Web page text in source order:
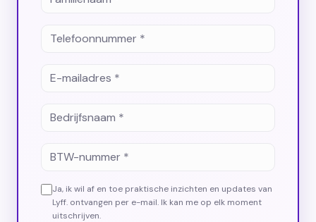
Ja, ik wil af en toe praktische inzichten en updates van
Lyff. ontvangen per e-mail. Ik kan me op elk moment
uitschrijven.